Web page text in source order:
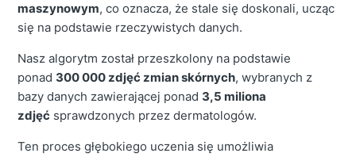
maszynowym, co oznacza, że stale się doskonali, ucząc
się na podstawie rzeczywistych danych.
Nasz algorytm został przeszkolony na podstawie
ponad 300 000 zdjęć zmian skórnych, wybranych z
bazy danych zawierającej ponad 3,5 miliona
zdjęć sprawdzonych przez dermatologów.
Ten proces głębokiego uczenia się umożliwia